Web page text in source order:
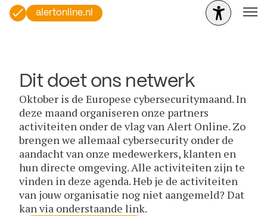
alertonline.nl
Dit doet ons netwerk
Oktober is de Europese cybersecuritymaand. In
deze maand organiseren onze partners
activiteiten onder de vlag van Alert Online. Zo
brengen we allemaal cybersecurity onder de
aandacht van onze medewerkers, klanten en
hun directe omgeving. Alle activiteiten zijn te
vinden in deze agenda. Heb je de activiteiten
van jouw organisatie nog niet aangemeld? Dat
kan via onderstaande link.